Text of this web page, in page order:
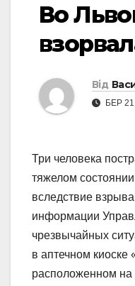
Во
Від
БЕР
Три человека
тяжелом
вследствие
информации
чрезвычайных
в аптечном киоске
расположенном